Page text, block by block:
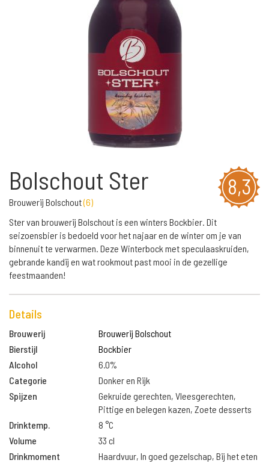
8,3
Bolschout Ster
Brouwerij Bolschout(6)
Ster van brouwerij Bolschout is een winters Bockbier. Dit
seizoensbier is bedoeld voor het najaar en de winter om je van
binnenuit te verwarmen. Deze Winterbock met speculaaskruiden,
gebrande kandij en wat rookmout past mooi in de gezellige
feestmaanden!
Details
Brouwerij
Brouwerij Bolschout
Bierstijl
Bockbier
Alcohol
6.0%
Categorie
Donker en Rijk
Spijzen
Gekruide gerechten, Vleesgerechten,
Pittige en belegen kazen, Zoete desserts
Drinktemp.
8 °C
Volume
33 cl
Drinkmoment
Haardvuur, In goed gezelschap, Bij het eten